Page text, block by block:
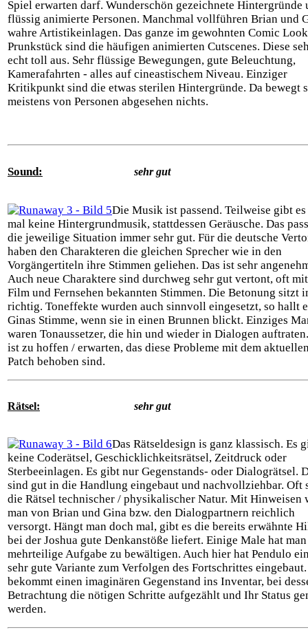
Spiel erwarten darf. Wunderschön gezeichnete Hintergründe
flüssig animierte Personen. Manchmal vollführen Brian und
wahre Artistikeinlagen. Das ganze im gewohnten Comic
Prunkstück sind die häufigen animierten Cutscenes. Diese
echt toll aus. Sehr flüssige Bewegungen, gute Beleuchtung,
Kamerafahrten - alles auf cineastischem Niveau. Einziger
Kritikpunkt sind die etwas sterilen Hintergründe. Da bewegt
meistens von Personen abgesehen nichts.
Sound: sehr gut
Die Musik ist passend. Teilweise gibt es
mal keine Hintergrundmusik, stattdessen Geräusche. Das
die jeweilige Situation immer sehr gut. Für die deutsche
haben den Charakteren die gleichen Sprecher wie in den
Vorgängertiteln ihre Stimmen geliehen. Das ist sehr
Auch neue Charaktere sind durchweg sehr gut vertont, oft
Film und Fernsehen bekannten Stimmen. Die Betonung sitzt
richtig. Toneffekte wurden auch sinnvoll eingesetzt, so hallt
Ginas Stimme, wenn sie in einen Brunnen blickt. Einziges
waren Tonaussetzer, die hin und wieder in Dialogen
ist zu hoffen / erwarten, das diese Probleme mit dem
Patch behoben sind.
Rätsel: sehr gut
Das Rätseldesign is ganz klassisch. Es
keine Coderätsel, Geschicklichkeitsrätsel, Zeitdruck oder
Sterbeeinlagen. Es gibt nur Gegenstands- oder Dialogrätsel.
sind gut in die Handlung eingebaut und nachvollziehbar. Oft
die Rätsel technischer / physikalischer Natur. Mit Hinweisen
man von Brian und Gina bzw. den Dialogpartnern reichlich
versorgt. Hängt man doch mal, gibt es die bereits erwähnte
bei der Joshua gute Denkanstöße liefert. Einige Male hat
mehrteilige Aufgabe zu bewältigen. Auch hier hat Pendulo
sehr gute Variante zum Verfolgen des Fortschrittes
bekommt einen imaginären Gegenstand ins Inventar, bei
Betrachtung die nötigen Schritte aufgezählt und Ihr Status
werden.